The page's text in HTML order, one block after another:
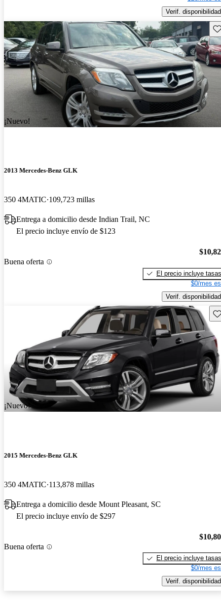
Verif. disponibilidad
¡Nuevo!
2013 Mercedes-Benz GLK
350 4MATIC 109,723 millas
Entrega a domicilio desde Indian Trail, NC
El precio incluye envío de $123
Buena oferta
El precio incluye tasas
$0/mes
Verif. disponibilidad
¡Nuevo!
2015 Mercedes-Benz GLK
350 4MATIC 113,878 millas
Entrega a domicilio desde Mount Pleasant, SC
El precio incluye envío de $297
Buena oferta
El precio incluye tasas
$0/mes
Verif. disponibilidad